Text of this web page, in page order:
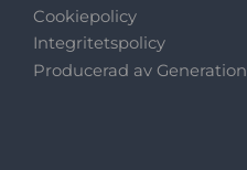
Cookiepolicy
Integritetspolicy
Producerad av Generation